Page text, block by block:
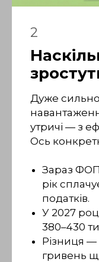
2
Дуже
утричі — з
Ось
Зараз
рік
податків.
У 2027
380–430
Різниця
гривень